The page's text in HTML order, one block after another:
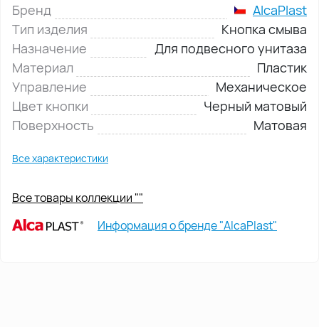
Бренд
AlcaPlast
Тип изделия
Кнопка смыва
Назначение
Для подвесного унитаза
Материал
Пластик
Управление
Механическое
Цвет кнопки
Черный матовый
Поверхность
Матовая
Все характеристики
Все товары коллекции ""
Информация о бренде "AlcaPlast"